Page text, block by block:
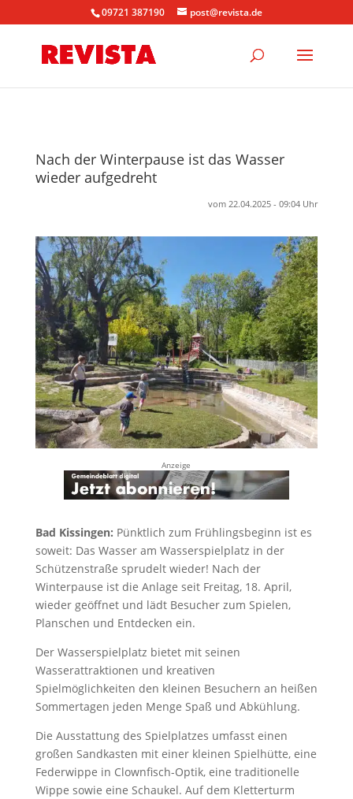
09721 387190 post@revista.de
Nach der Winterpause ist das Wasser
wieder aufgedreht
vom 22.04.2025 - 09:04 Uhr
Anzeige
Bad Kissingen: Pünktlich zum Frühlingsbeginn ist es
soweit: Das Wasser am Wasserspielplatz in der
Schützenstraße sprudelt wieder! Nach der
Winterpause ist die Anlage seit Freitag, 18. April,
wieder geöffnet und lädt Besucher zum Spielen,
Planschen und Entdecken ein.
Der Wasserspielplatz bietet mit seinen
Wasserattraktionen und kreativen
Spielmöglichkeiten den kleinen Besuchern an heißen
Sommertagen jeden Menge Spaß und Abkühlung.
Die Ausstattung des Spielplatzes umfasst einen
großen Sandkasten mit einer kleinen Spielhütte, eine
Federwippe in Clownfisch-Optik, eine traditionelle
Wippe sowie eine Schaukel. Auf dem Kletterturm